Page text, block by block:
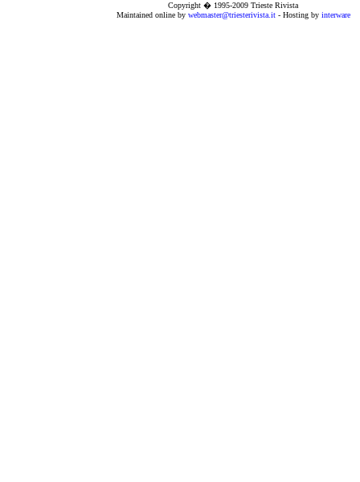
Copyright � 1995-2009 Trieste Rivista
Maintained online by webmaster@triesterivista.it- Hosting by interware